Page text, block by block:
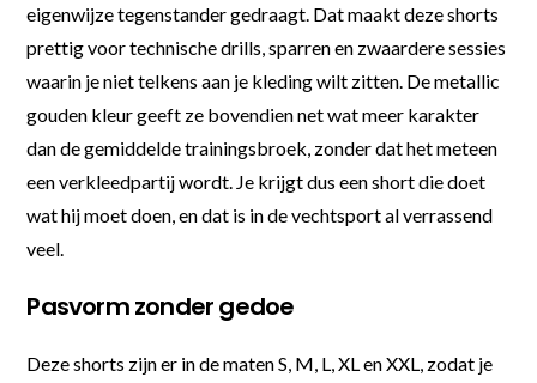
eigenwijze tegenstander gedraagt. Dat maakt deze shorts
prettig voor technische drills, sparren en zwaardere sessies
waarin je niet telkens aan je kleding wilt zitten. De metallic
gouden kleur geeft ze bovendien net wat meer karakter
dan de gemiddelde trainingsbroek, zonder dat het meteen
een verkleedpartij wordt. Je krijgt dus een short die doet
wat hij moet doen, en dat is in de vechtsport al verrassend
veel.
Pasvorm zonder gedoe
Deze shorts zijn er in de maten S, M, L, XL en XXL, zodat je